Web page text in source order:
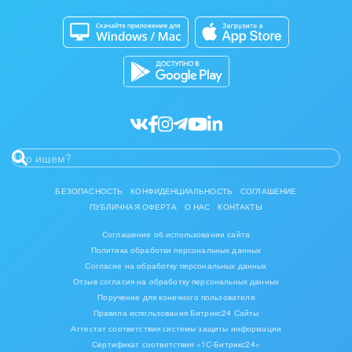
Кибербезопасность
Битрикс24 Маркет
Разработчикам приложений
БЕЗОПАСНОСТЬ КОНФИДЕНЦИАЛЬНОСТЬ
СОГЛАШЕНИЕ
ПУБЛИЧНАЯ ОФЕРТА
О НАС КОНТАКТЫ
Соглашение об использовании сайта
Политика обработки персональных данных
Согласие на обработку персональных данных
Отзыв согласия на обработку персональных данных
Поручение для конечного пользователя
Правила использования Битрикс24 Сайты
Аттестат соответствия системы защиты информации
Сертификат соответствия «1С-Битрикс24»